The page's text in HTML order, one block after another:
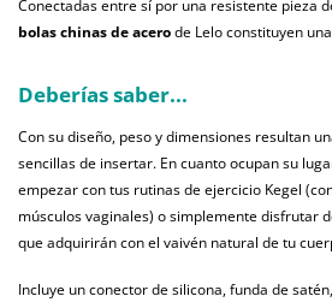
Conectadas entre sí por una resistente pieza
bolas chinas de acerode Lelo constituyen
Deberías saber...
Con su diseño, peso y dimensiones resultan
sencillas de insertar. En cuanto ocupan su
empezar con tus rutinas de ejercicio Kegel
músculos vaginales) o simplemente disfrutar
que adquirirán con el vaivén natural de tu
Incluye un conector de silicona, funda de